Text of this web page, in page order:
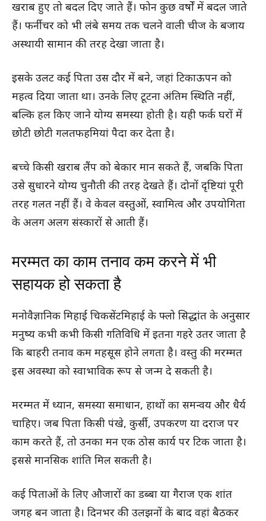
खराब हुए तो बदल दिए जाते हैं। फोन कुछ वर्षों में बदल जाते
हैं। फर्नीचर को भी लंबे समय तक चलने वाली चीज के बजाय
अस्थायी सामान की तरह देखा जाता है।
इसके उलट कई पिता उस दौर में बने, जहां टिकाऊपन को
महत्व दिया जाता था। उनके लिए टूटना अंतिम स्थिति नहीं,
बल्कि हल किए जाने योग्य समस्या होती है। यही फर्क घरों में
छोटी छोटी गलतफहमियां पैदा कर देता है।
बच्चे किसी खराब लैंप को बेकार मान सकते हैं, जबकि पिता
उसे सुधारने योग्य चुनौती की तरह देखते हैं। दोनों दृष्टियां पूरी
तरह गलत नहीं हैं। वे केवल वस्तुओं, स्वामित्व और उपयोगिता
के अलग अलग संस्कारों से आती हैं।
मरम्मत का काम तनाव कम करने में भी
सहायक हो सकता है
मनोवैज्ञानिक मिहाई चिकसेंटमिहाई के फ्लो सिद्धांत के अनुसार
मनुष्य कभी कभी किसी गतिविधि में इतना गहरे उतर जाता है
कि बाहरी तनाव कम महसूस होने लगता है। वस्तु की मरम्मत
इस अवस्था को स्वाभाविक रूप से जन्म दे सकती है।
मरम्मत में ध्यान, समस्या समाधान, हाथों का समन्वय और धैर्य
चाहिए। जब पिता किसी पंखे, कुर्सी, उपकरण या दराज पर
काम करते हैं, तो उनका मन एक ठोस कार्य पर टिक जाता है।
इससे मानसिक शांति मिल सकती है।
कई पिताओं के लिए औजारों का डब्बा या गैराज एक शांत
जगह बन जाता है। दिनभर की उलझनों के बाद वहां बैठकर